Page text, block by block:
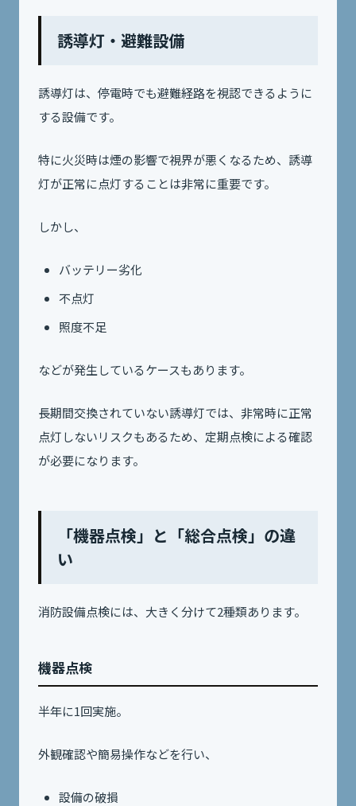
誘導灯・避難設備
誘導灯は、停電時でも避難経路を視認できるように
する設備です。
特に火災時は煙の影響で視界が悪くなるため、誘導
灯が正常に点灯することは非常に重要です。
しかし、
バッテリー劣化
不点灯
照度不足
などが発生しているケースもあります。
長期間交換されていない誘導灯では、非常時に正常
点灯しないリスクもあるため、定期点検による確認
が必要になります。
「機器点検」と「総合点検」の違
い
消防設備点検には、大きく分けて2種類あります。
機器点検
半年に1回実施。
外観確認や簡易操作などを行い、
設備の破損